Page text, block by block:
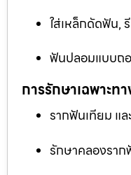
ใส่เหล็กดัดฟัน,
ฟันปลอมแบบถอ
การรักษาเฉพาะท
รากฟันเทียม แ
รักษาคลองราก